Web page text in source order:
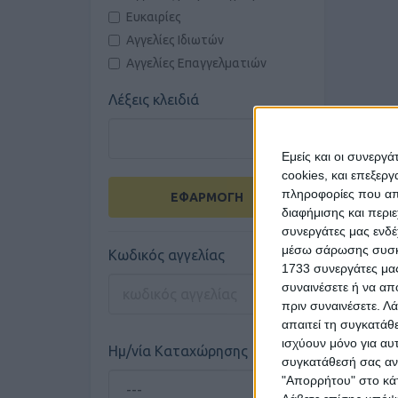
Εμείς και οι
cookies, και
πληροφορίες που
διαφήμισης και
συνεργάτες μας
μέσω σάρωσης
1733 συνεργάτες
συναινέσετε ή να
πριν συναινέσετε.
απαιτεί τη
ισχύουν μόνο για
συγκατάθεσή σας
"Απορρήτου" στο
Ευκαιρίες
Αγγελίες Ιδιωτών
Αγγελίες Επαγγελματιών
Λέξεις κλειδιά
ΕΦΑΡΜΟΓΗ
Κωδικός αγγελίας
Ημ/νία Καταχώρησης